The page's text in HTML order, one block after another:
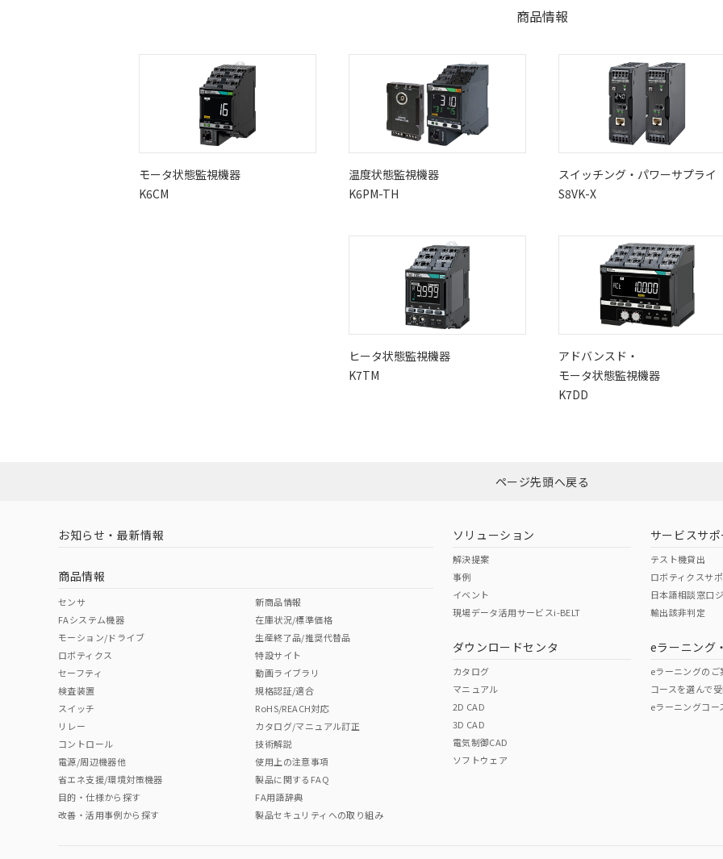
商品情報
モータ状態監視機器
K6CM
温度状態監視機器
K6PM-TH
スイッチング・パワーサプライ
S8VK-X
ヒータ状態監視機器
K7TM
アドバンスド・
モータ状態監視機器
K7DD
ページ先頭へ戻る
お知らせ・最新情報
商品情報
センサ
FAシステム機器
モーション/ドライブ
ロボティクス
セーフティ
検査装置
スイッチ
リレー
コントロール
電源/周辺機器他
省エネ支援/環境対策機器
目的・仕様から探す
改善・活用事例から探す
新商品情報
在庫状況/標準価格
生産終了品/推奨代替品
特設サイト
動画ライブラリ
規格認証/適合
RoHS/REACH対応
カタログ/マニュアル訂正
技術解説
使用上の注意事項
製品に関するFAQ
FA用語辞典
製品セキュリティへの取り組み
ソリューション
解決提案
事例
イベント
現場データ活用サービスi-BELT
ダウンロードセンタ
カタログ
マニュアル
2D CAD
3D CAD
電気制御CAD
ソフトウェア
サービスサ
テスト機貸出
ロボティクスサ
日本語相談窓口
輸出該非判定
eラーニング
eラーニングのご
コースを選んで
eラーニングコー